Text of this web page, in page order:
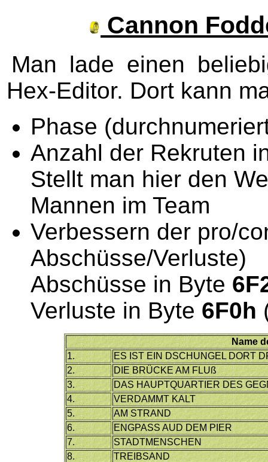
Cannon
Man lade einen
Hex-Editor. Dort kann
Phase
Anzahl der Rekruten
Stellt man hier den
Mannen im Team
Verbessern der pro/
Abschüsse/Verluste)
Abschüsse in Byte
Verluste in Byte 6F0h
Name
1.
ES IST EIN DSCHUNGEL DORT
2.
DIE BRÜCKE AM FLUß
3.
DAS HAUPTQUARTIER DES
4.
VERDAMMT KALT
5.
AM STRAND
6.
ENGPASS AUD DEM PIER
7.
STADTMENSCHEN
8.
TREIBSAND